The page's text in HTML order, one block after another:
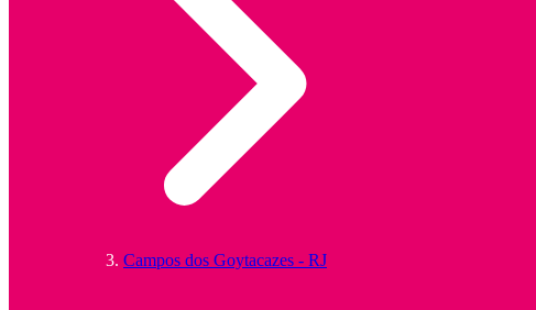
Campos dos Goytacazes - RJ